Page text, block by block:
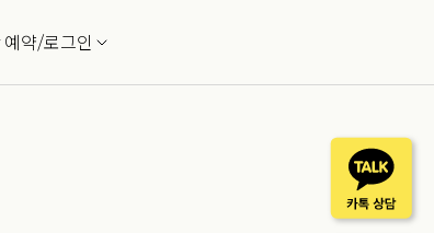
예약/로그인